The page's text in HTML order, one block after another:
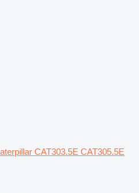
CAT303.5E CAT305.5E